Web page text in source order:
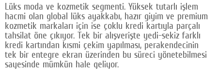
Lüks moda ve kozmetik segmenti. Yüksek tutarlı işlem
hacmi olan global lüks ayakkabı, hazır giyim ve premium
kozmetik markaları için ise çoklu kredi kartıyla parçalı
tahsilat öne çıkıyor. Tek bir alışverişte yedi-sekiz farklı
kredi kartından kısmi çekim yapılması, perakendecinin
tek bir entegre ekran üzerinden bu süreci yönetebilmesi
sayesinde mümkün hale geliyor.